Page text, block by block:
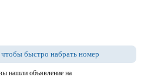
быстро набрать номер
нашли объявление на